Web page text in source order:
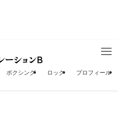
ボクシング ロック プロフィール